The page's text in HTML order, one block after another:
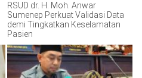
RSUD dr. H. Moh. Anwar
Sumenep Perkuat Validasi Data
demi Tingkatkan Keselamatan
Pasien